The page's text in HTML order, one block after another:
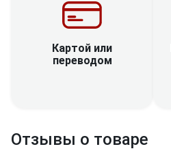
Картой или
переводом
Отзывы о товаре